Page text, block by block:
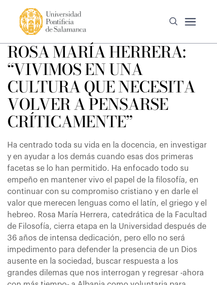
ROSA MARÍA HERRERA:
“VIVIMOS EN UNA
CULTURA QUE NECESITA
VOLVER A PENSARSE
CRÍTICAMENTE”
Ha centrado toda su vida en la docencia, en investigar
y en ayudar a los demás cuando esas dos primeras
facetas se lo han permitido. Ha enfocado todo su
empeño en mantener vivo el papel de la filosofía, en
continuar con su compromiso cristiano y en darle el
valor que merecen lenguas como el latín, el griego y el
hebreo. Rosa María Herrera, catedrática de la Facultad
de Filosofía, cierra etapa en la Universidad después de
36 años de intensa dedicación, pero ello no será
impedimento para defender la presencia de un Dios
ausente en la sociedad, buscar respuesta a los
grandes dilemas que nos interrogan y regresar -ahora